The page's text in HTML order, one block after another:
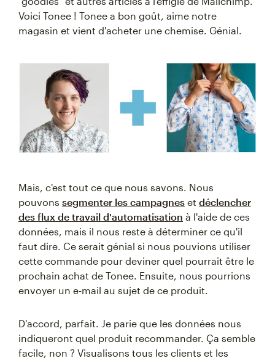
Voici Tonee ! Tonee a bon goût, aime notre
magasin et vient d'acheter une chemise. Génial.
Mais, c'est tout ce que nous savons. Nous
pouvons segmenter les campagnes et déclencher
des flux de travail d'automatisation à l'aide de ces
données, mais il nous reste à déterminer ce qu'il
faut dire. Ce serait génial si nous pouvions utiliser
cette commande pour deviner quel pourrait être le
prochain achat de Tonee. Ensuite, nous pourrions
envoyer un e-mail au sujet de ce produit.
D'accord, parfait. Je parie que les données nous
indiqueront quel produit recommander. Ça semble
facile, non ? Visualisons tous les clients et les